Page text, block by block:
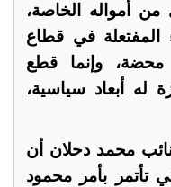
أمواله الخاصة،
المفتعلة في قطاع
محضة، وإنما قطع
له أبعاد سياسية،
محمد دحلان أن
تأتمر بأمر محمود